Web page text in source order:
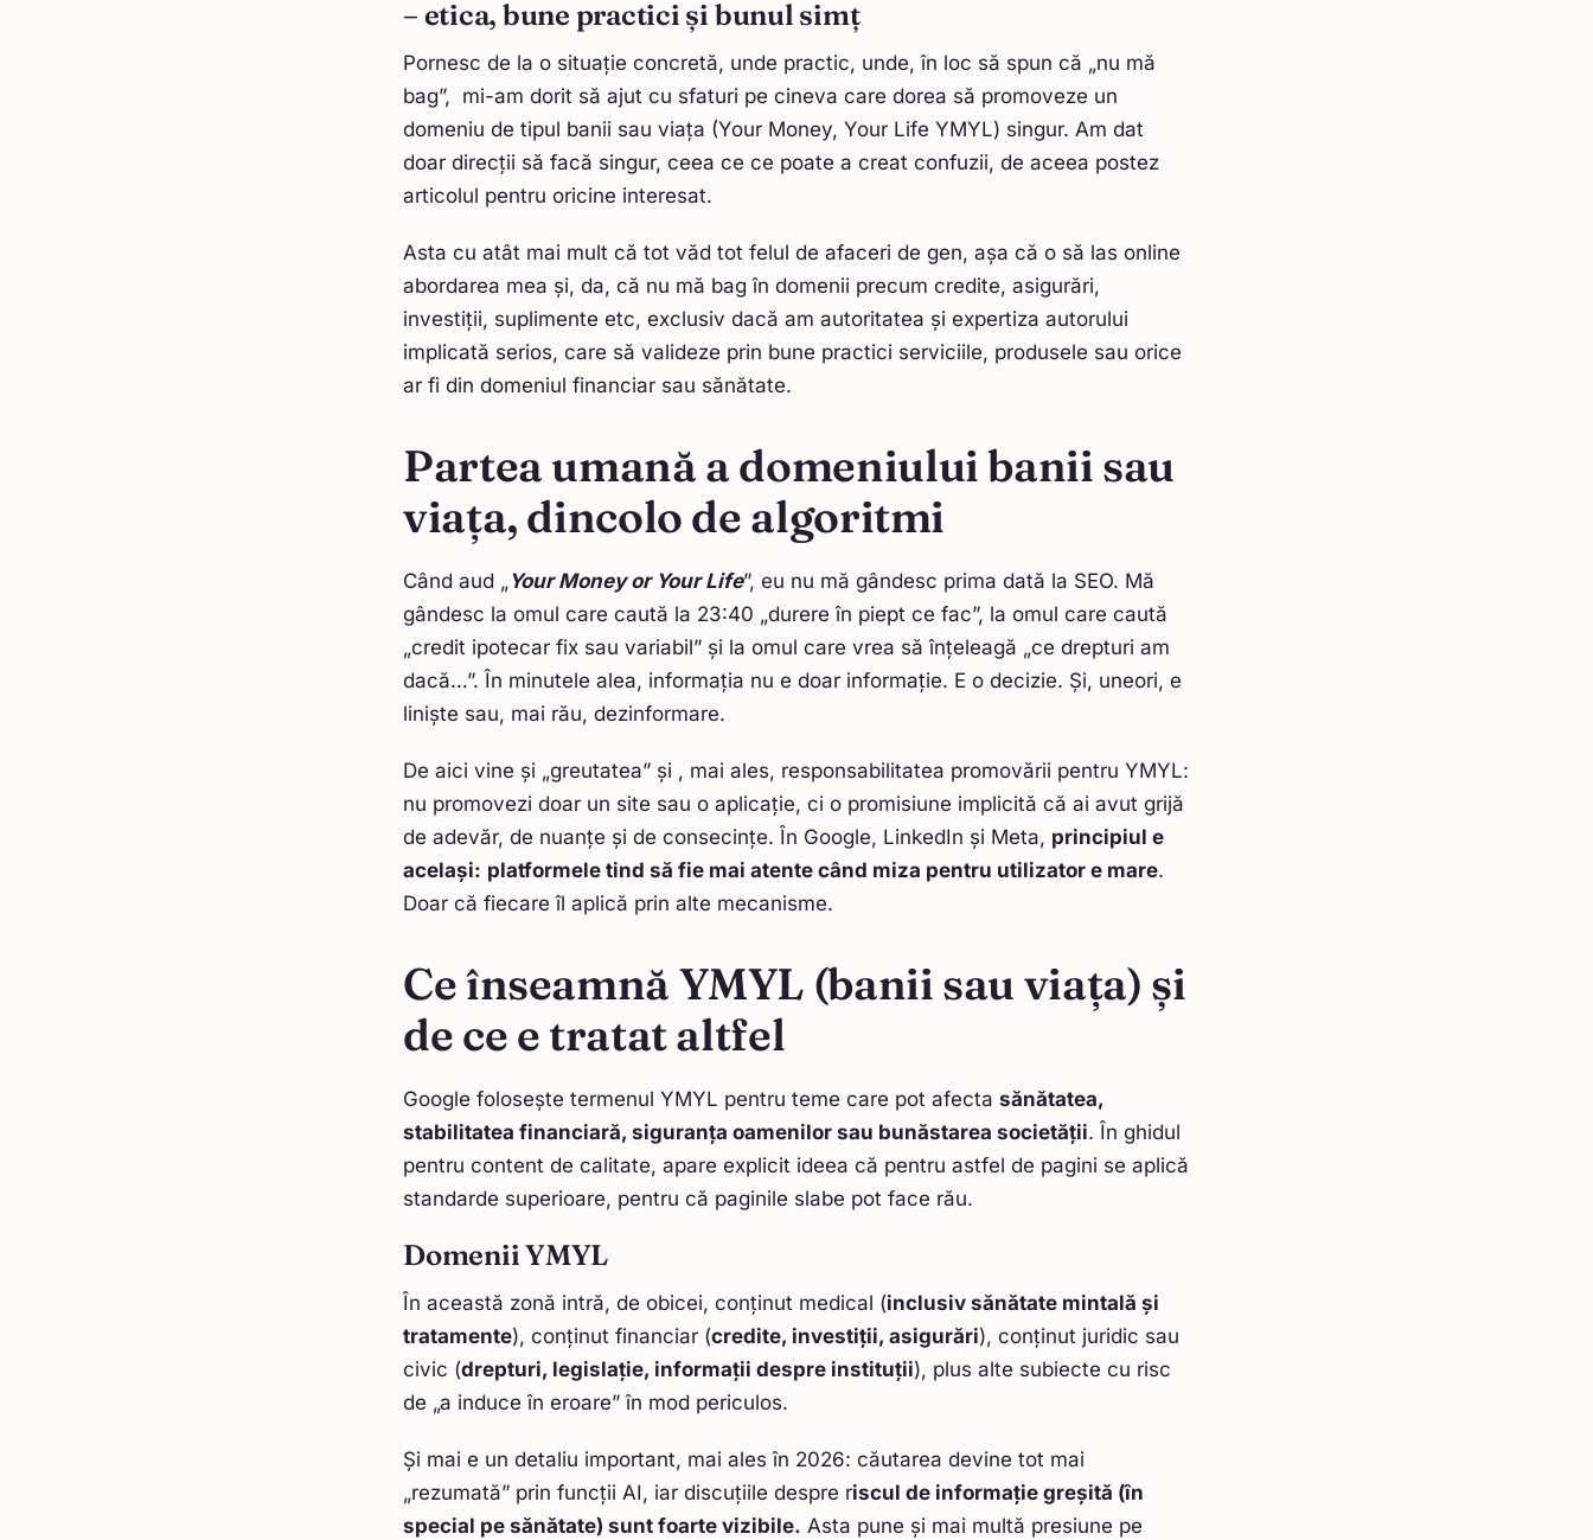
– etica, bune practici și bunul simț
Pornesc de la o situație concretă, unde practic, unde, în loc să spun că „nu mă
bag”, mi-am dorit să ajut cu sfaturi pe cineva care dorea să promoveze un
domeniu de tipul banii sau viața (Your Money, Your Life YMYL) singur. Am dat
doar direcții să facă singur, ceea ce ce poate a creat confuzii, de aceea postez
articolul pentru oricine interesat.
Asta cu atât mai mult că tot văd tot felul de afaceri de gen, așa că o să las online
abordarea mea și, da, că nu mă bag în domenii precum credite, asigurări,
investiții, suplimente etc, exclusiv dacă am autoritatea și expertiza autorului
implicată serios, care să valideze prin bune practici serviciile, produsele sau orice
ar fi din domeniul financiar sau sănătate.
Partea umană a domeniului banii sau
viața, dincolo de algoritmi
Când aud „Your Money or Your Life”, eu nu mă gândesc prima dată la SEO. Mă
gândesc la omul care caută la 23:40 „durere în piept ce fac”, la omul care caută
„credit ipotecar fix sau variabil” și la omul care vrea să înțeleagă „ce drepturi am
dacă…”. În minutele alea, informația nu e doar informație. E o decizie. Și, uneori, e
liniște sau, mai rău, dezinformare.
De aici vine și „greutatea” și , mai ales, responsabilitatea promovării pentru YMYL:
nu promovezi doar un site sau o aplicație, ci o promisiune implicită că ai avut grijă
de adevăr, de nuanțe și de consecințe. În Google, LinkedIn și Meta, principiul e
același: platformele tind să fie mai atente când miza pentru utilizator e mare.
Doar că fiecare îl aplică prin alte mecanisme.
Ce înseamnă YMYL (banii sau viața) și
de ce e tratat altfel
Google folosește termenul YMYL pentru teme care pot afecta sănătatea,
stabilitatea financiară, siguranța oamenilor sau bunăstarea societății. În ghidul
pentru content de calitate, apare explicit ideea că pentru astfel de pagini se aplică
standarde superioare, pentru că paginile slabe pot face rău.
Domenii YMYL
În această zonă intră, de obicei, conținut medical (inclusiv sănătate mintală și
tratamente), conținut financiar (credite, investiții, asigurări), conținut juridic sau
civic (drepturi, legislație, informații despre instituții), plus alte subiecte cu risc
de „a induce în eroare” în mod periculos.
Și mai e un detaliu important, mai ales în 2026: căutarea devine tot mai
„rezumată” prin funcții AI, iar discuțiile despre riscul de informație greșită (în
special pe sănătate) sunt foarte vizibile. Asta pune și mai multă presiune pe